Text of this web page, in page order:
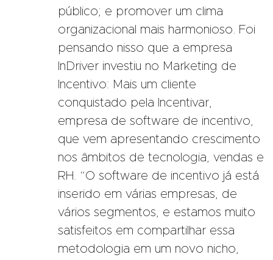
público; e promover um clima
organizacional mais harmonioso. Foi
pensando nisso que a empresa
InDriver investiu no Marketing de
Incentivo: Mais um cliente
conquistado pela Incentivar,
empresa de software de incentivo,
que vem apresentando crescimento
nos âmbitos de tecnologia, vendas e
RH. “O software de incentivo já está
inserido em várias empresas, de
vários segmentos, e estamos muito
satisfeitos em compartilhar essa
metodologia em um novo nicho,